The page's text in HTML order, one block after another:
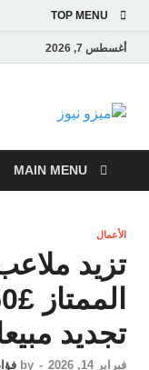
TOP MENU
أغسطس 7, 2026
MAIN MENU
الأعمال
تزيد
تجديد
فبراير 14, 2026 -
by